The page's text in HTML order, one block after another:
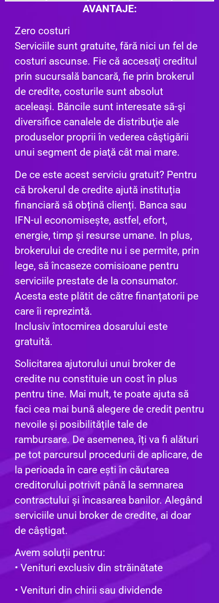
AVANTAJE:
Zero costuri
Serviciile sunt gratuite, fără nici un fel de
costuri ascunse. Fie că accesaţi creditul
prin sucursală bancară, fie prin brokerul
de credite, costurile sunt absolut
aceleaşi. Băncile sunt interesate să-şi
diversifice canalele de distribuţie ale
produselor proprii în vederea câştigării
unui segment de piaţă cât mai mare.
De ce este acest serviciu gratuit? Pentru
că brokerul de credite ajută instituția
financiară să obțină clienți. Banca sau
IFN-ul economisește, astfel, efort,
energie, timp și resurse umane. In plus,
brokerului de credite nu i se permite, prin
lege, să încaseze comisioane pentru
serviciile prestate de la consumator.
Acesta este plătit de către finanțatorii pe
care îi reprezintă.
Inclusiv întocmirea dosarului este
gratuită.
Solicitarea ajutorului unui broker de
credite nu constituie un cost în plus
pentru tine. Mai mult, te poate ajuta să
faci cea mai bună alegere de credit pentru
nevoile și posibilitățile tale de
rambursare. De asemenea, îți va fi alături
pe tot parcursul procedurii de aplicare, de
la perioada în care ești în căutarea
creditorului potrivit până la semnarea
contractului și încasarea banilor. Alegând
serviciile unui broker de credite, ai doar
de câștigat.
Avem soluții pentru:
• Venituri exclusiv din străinătate
• Venituri din chirii sau dividende